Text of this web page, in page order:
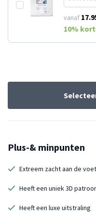
vanaf
10%
Plus-& minpunten
Extreem zacht aan de
Heeft een uniek 3D
Heeft een luxe uitstraling